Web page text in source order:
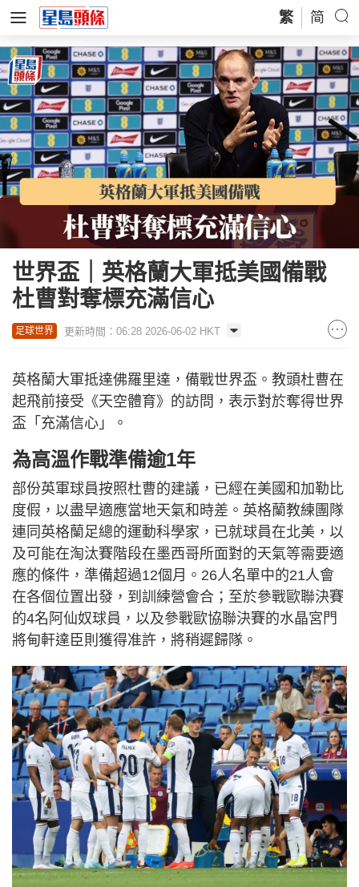
繁 简
世界盃｜英格蘭大軍抵美國備戰
杜曹對奪標充滿信心
足球世界 更新時間：06:28 2026-06-02 HKT
英格蘭大軍抵達佛羅里達，備戰世界盃。教頭杜曹在
起飛前接受《天空體育》的訪問，表示對於奪得世界
盃「充滿信心」。
為高溫作戰準備逾1年
部份英軍球員按照杜曹的建議，已經在美國和加勒比
度假，以盡早適應當地天氣和時差。英格蘭教練團隊
連同英格蘭足總的運動科學家，已就球員在北美，以
及可能在淘汰賽階段在墨西哥所面對的天氣等需要適
應的條件，準備超過12個月。26人名單中的21人會
在各個位置出發，到訓練營會合；至於參戰歐聯決賽
的4名阿仙奴球員，以及參戰歐協聯決賽的水晶宮門
將甸軒達臣則獲得准許，將稍遲歸隊。